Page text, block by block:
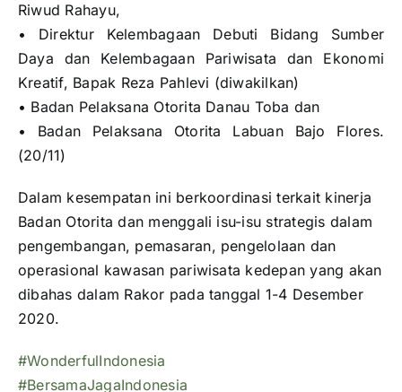
Riwud Rahayu,
• Direktur Kelembagaan Debuti Bidang Sumber
Daya dan Kelembagaan Pariwisata dan Ekonomi
Kreatif, Bapak Reza Pahlevi (diwakilkan)
• Badan Pelaksana Otorita Danau Toba dan
• Badan Pelaksana Otorita Labuan Bajo Flores.
(20/11)
Dalam kesempatan ini berkoordinasi terkait kinerja
Badan Otorita dan menggali isu-isu strategis dalam
pengembangan, pemasaran, pengelolaan dan
operasional kawasan pariwisata kedepan yang akan
dibahas dalam Rakor pada tanggal 1-4 Desember
2020.
#WonderfulIndonesia
#BersamaJagaIndonesia